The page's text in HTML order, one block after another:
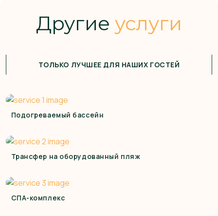
Другие услуги
ТОЛЬКО ЛУЧШЕЕ ДЛЯ НАШИХ ГОСТЕЙ
Подогреваемый бассейн
Трансфер на оборудованный пляж
СПА-комплекс